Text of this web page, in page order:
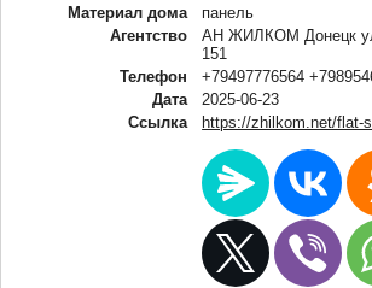
Материал дома
панель
Агентство
АН ЖИЛКОМ Донецк
151
Телефон
+79497776564
Дата
2025-06-23
Ссылка
https://zhilkom.net/flat-